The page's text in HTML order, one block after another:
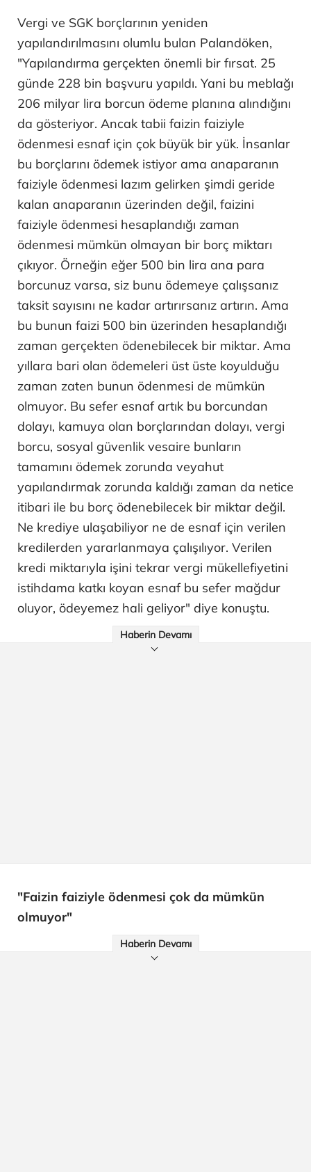
Vergi ve SGK borçlarının yeniden
yapılandırılmasını olumlu bulan Palandöken,
"Yapılandırma gerçekten önemli bir fırsat. 25
günde 228 bin başvuru yapıldı. Yani bu meblağı
206 milyar lira borcun ödeme planına alındığını
da gösteriyor. Ancak tabii faizin faiziyle
ödenmesi esnaf için çok büyük bir yük. İnsanlar
bu borçlarını ödemek istiyor ama anaparanın
faiziyle ödenmesi lazım gelirken şimdi geride
kalan anaparanın üzerinden değil, faizini
faiziyle ödenmesi hesaplandığı zaman
ödenmesi mümkün olmayan bir borç miktarı
çıkıyor. Örneğin eğer 500 bin lira ana para
borcunuz varsa, siz bunu ödemeye çalışsanız
taksit sayısını ne kadar artırırsanız artırın. Ama
bu bunun faizi 500 bin üzerinden hesaplandığı
zaman gerçekten ödenebilecek bir miktar. Ama
yıllara bari olan ödemeleri üst üste koyulduğu
zaman zaten bunun ödenmesi de mümkün
olmuyor. Bu sefer esnaf artık bu borcundan
dolayı, kamuya olan borçlarından dolayı, vergi
borcu, sosyal güvenlik vesaire bunların
tamamını ödemek zorunda veyahut
yapılandırmak zorunda kaldığı zaman da netice
itibari ile bu borç ödenebilecek bir miktar değil.
Ne krediye ulaşabiliyor ne de esnaf için verilen
kredilerden yararlanmaya çalışılıyor. Verilen
kredi miktarıyla işini tekrar vergi mükellefiyetini
istihdama katkı koyan esnaf bu sefer mağdur
oluyor, ödeyemez hali geliyor" diye konuştu.
Haberin Devamı
"Faizin faiziyle ödenmesi çok da mümkün
olmuyor"
Haberin Devamı